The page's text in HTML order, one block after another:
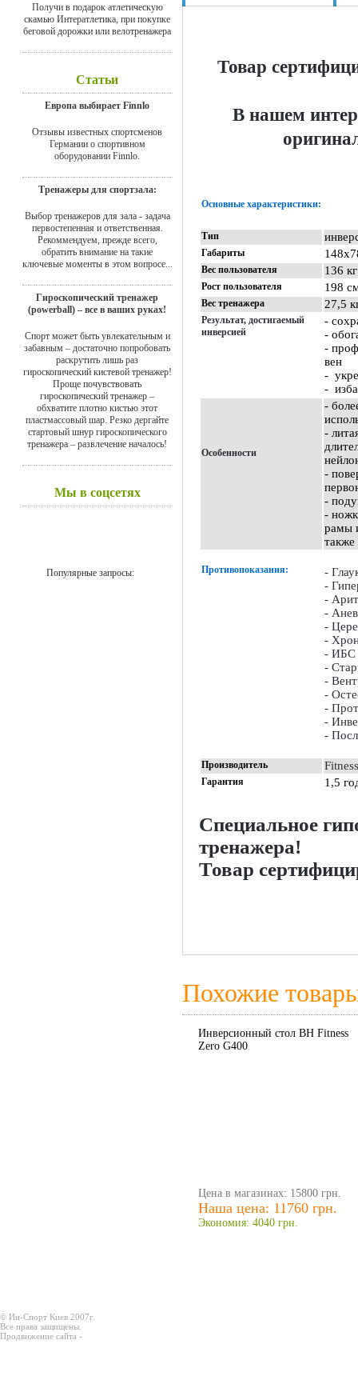
Получи в подарок атлетическую
скамью Интератлетика, при покупке
беговой дорожки или велотренажера
Статьи
Европа выбирает Finnlo
Отзывы известных спортсменов
Германии о спортивном
оборудовании Finnlo.
Тренажеры для спортзала:
Выбор тренажеров для зала - задача
первостепенная и ответственная.
Рекоммендуем, прежде всего,
обратить внимание на такие
ключевые моменты в этом вопросе...
Гироскопический тренажер
(powerball) – все в ваших руках!
Спорт может быть увлекательным и
забавным – достаточно попробовать
раскрутить лишь раз
гироскопический кистевой тренажер!
Проще почувствовать
гироскопический тренажер –
обхватите плотно кистью этот
пластмассовый шар. Резко дергайте
стартовый шнур гироскопического
тренажера – развлечение началось!
Мы в соцсетях
Популярные запросы:
Товар
В нашем
Основные характеристики:
Тип
Габариты
Вес пользователя 136 кг
Рост пользователя 198
Вес тренажера 27,5
Результат, достигаемый
инверсией
-
-
-
вен
-
-
Особенности
-
-
-
-
-
рамы
Противопоказания:
-
-
-
-
-
-
- ИБС
-
-
-
-
-
-
Производитель
Гарантия 1,5
Специальное
тренажера!
Товар
Похожие
Инверсионный стол BH Fitness
Zero G400
Цена в магазинах: 15800 грн.
Наша цена: 11760 грн.
Экономия: 4040 грн.
© Ин-Спорт Киев 2007г.
Все права защищены.
Продвижение сайта -